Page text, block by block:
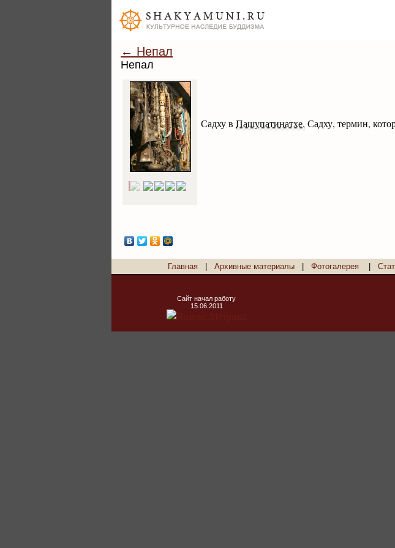
← Непал
Непал
Садху в Пашупатинатхе. Садху, термин,
Главная Архивные материалы Фотогалерея
Сайт начал работу
15.06.2011